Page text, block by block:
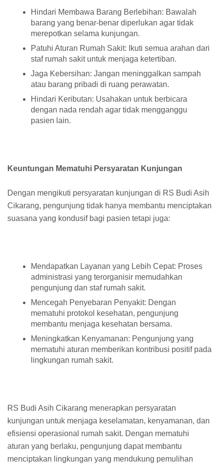
Hindari Membawa Barang Berlebihan: Bawalah
barang yang benar-benar diperlukan agar tidak
merepotkan selama kunjungan.
Patuhi Aturan Rumah Sakit: Ikuti semua arahan dari
staf rumah sakit untuk menjaga ketertiban.
Jaga Kebersihan: Jangan meninggalkan sampah
atau barang pribadi di ruang perawatan.
Hindari Keributan: Usahakan untuk berbicara
dengan nada rendah agar tidak mengganggu
pasien lain.
Keuntungan Mematuhi Persyaratan Kunjungan
Dengan mengikuti persyaratan kunjungan di RS Budi Asih
Cikarang, pengunjung tidak hanya membantu menciptakan
suasana yang kondusif bagi pasien tetapi juga:
Mendapatkan Layanan yang Lebih Cepat: Proses
administrasi yang terorganisir memudahkan
pengunjung dan staf rumah sakit.
Mencegah Penyebaran Penyakit: Dengan
mematuhi protokol kesehatan, pengunjung
membantu menjaga kesehatan bersama.
Meningkatkan Kenyamanan: Pengunjung yang
mematuhi aturan memberikan kontribusi positif pada
lingkungan rumah sakit.
RS Budi Asih Cikarang menerapkan persyaratan
kunjungan untuk menjaga keselamatan, kenyamanan, dan
efisiensi operasional rumah sakit. Dengan mematuhi
aturan yang berlaku, pengunjung dapat membantu
menciptakan lingkungan yang mendukung pemulihan